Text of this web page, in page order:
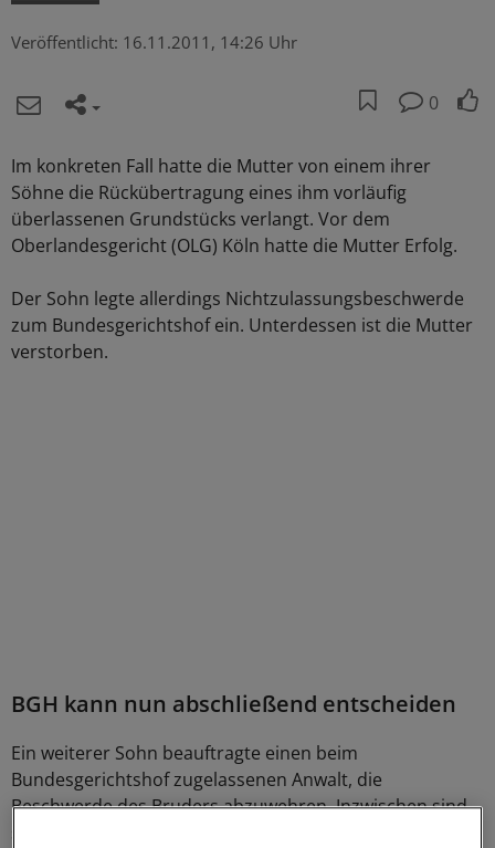
Veröffentlicht: 16.11.2011, 14:26 Uhr
0
Im konkreten Fall hatte die Mutter von einem ihrer
Söhne die Rückübertragung eines ihm vorläufig
überlassenen Grundstücks verlangt. Vor dem
Oberlandesgericht (OLG) Köln hatte die Mutter Erfolg.
Der Sohn legte allerdings Nichtzulassungsbeschwerde
zum Bundesgerichtshof ein. Unterdessen ist die Mutter
verstorben.
BGH kann nun abschließend entscheiden
Ein weiterer Sohn beauftragte einen beim
Bundesgerichtshof zugelassenen Anwalt, die
Beschwerde des Bruders abzuwehren. Inzwischen sind